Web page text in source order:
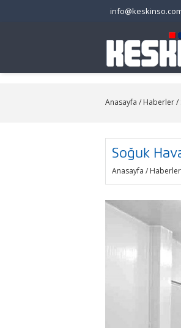
Anasayfa / Haberler/
Soğuk
Anasayfa / Haberler